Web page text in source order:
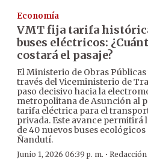
Economía
VMT fija tarifa
buses eléctricos:
costará el pasaje?
El Ministerio de Obras
través del Viceministerio de
paso decisivo hacia la
metropolitana de Asunción al
tarifa eléctrica para el
privada. Este avance
de 40 nuevos buses
Ñandutí.
Junio 1, 2026 06:39 p. m. · Redacción